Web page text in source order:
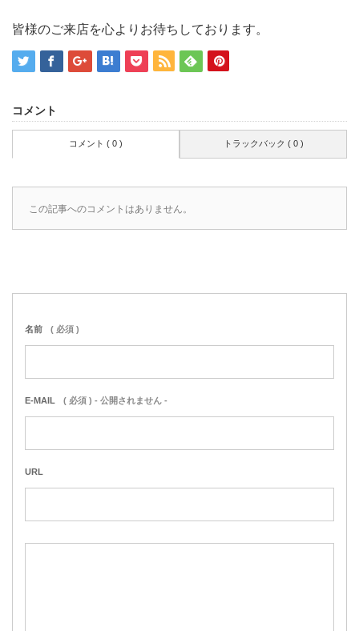
皆様のご来店を心よりお待ちしております。
コメント
コメント ( 0 ) トラックバック ( 0 )
この記事へのコメントはありません。
名前 ( 必須 )
E-MAIL ( 必須 ) - 公開されません -
URL